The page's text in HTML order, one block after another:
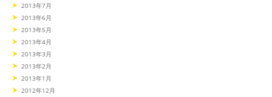
2013年7月
2013年6月
2013年5月
2013年4月
2013年3月
2013年2月
2013年1月
2012年12月